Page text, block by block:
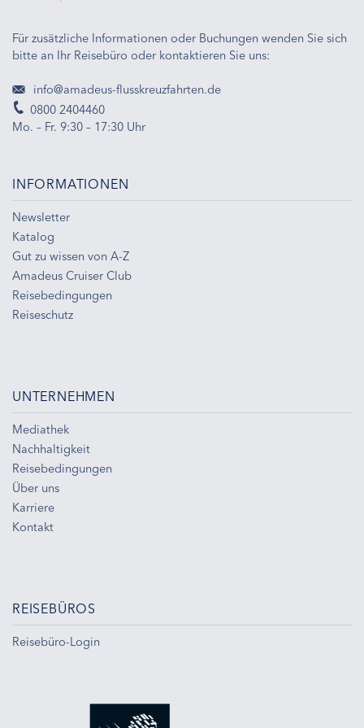
Für zusätzliche Informationen oder Buchungen wenden Sie sich
bitte an Ihr Reisebüro oder kontaktieren Sie uns:
info@amadeus-flusskreuzfahrten.de
0800 2404460
Mo. – Fr. 9:30 – 17:30 Uhr
INFORMATIONEN
Newsletter
Katalog
Gut zu wissen von A-Z
Amadeus Cruiser Club
Reisebedingungen
Reiseschutz
UNTERNEHMEN
Mediathek
Nachhaltigkeit
Reisebedingungen
Über uns
Karriere
Kontakt
REISEBÜROS
Reisebüro-Login